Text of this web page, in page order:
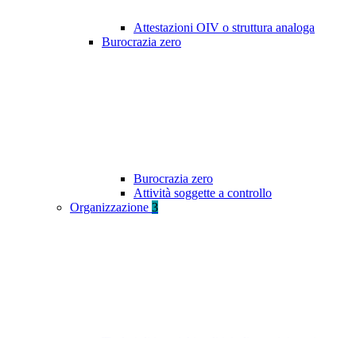
Attestazioni OIV o struttura analoga
Burocrazia zero
Burocrazia zero
Attività soggette a controllo
Organizzazione 3